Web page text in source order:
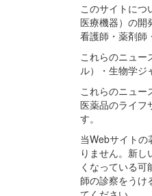
このサイトにつ
医療機器）の開
看護師・薬剤師
これらのニュ
ル）・生物学ジ
これらのニュー
医薬品のライフ
す。
当Webサイトの
りません。新
くなっている
師の診察をうけ